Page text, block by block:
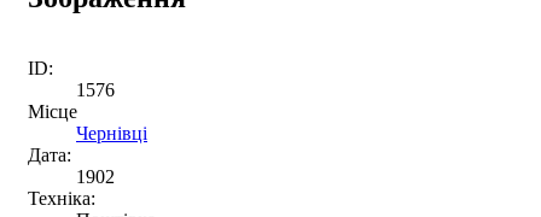
ID:
1576
Місце
Чернівці
Дата:
1902
Техніка: